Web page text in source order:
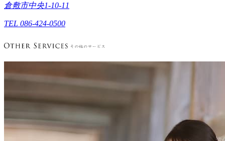
倉敷市中央1-10-11
TEL 086-424-0500